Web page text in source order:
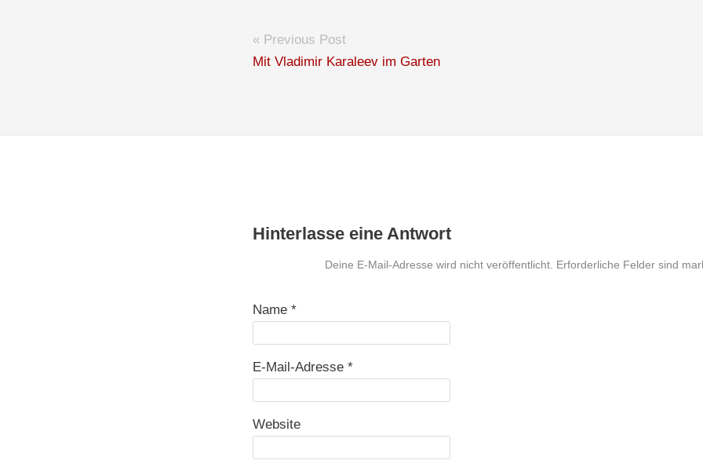
« Previous Post
Mit Vladimir Karaleev im Garten
Hinterlasse eine Antwort
Deine E-Mail-Adresse wird nicht veröffentlicht. Erforderliche Felder sind
Name *
E-Mail-Adresse *
Website